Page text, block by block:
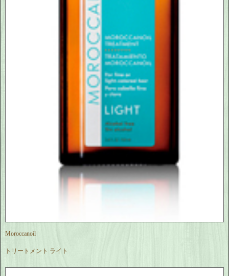
Moroccanoil
トリートメント ライト